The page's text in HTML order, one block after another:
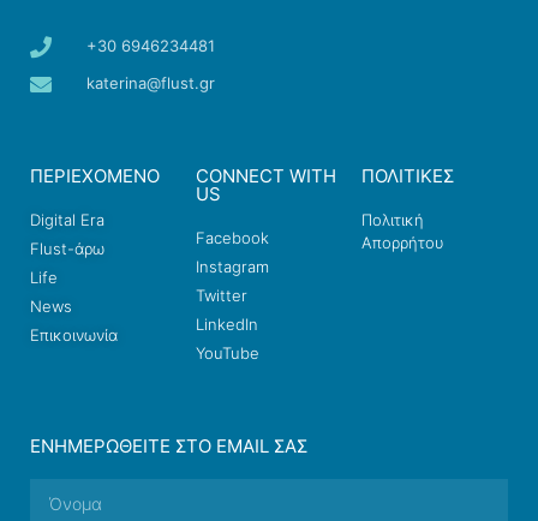
+30 6946234481
katerina@flust.gr
ΠΕΡΙΕΧΟΜΕΝΟ
Digital Era
Flust-άρω
Life
News
Επικοινωνία
CONNECT WITH
US
Facebook
Instagram
Twitter
LinkedIn
YouTube
ΠΟΛΙΤΙΚΕΣ
Πολιτική
Απορρήτου
ΕΝΗΜΕΡΩΘΕΊΤΕ ΣΤΟ EMAIL ΣΑΣ